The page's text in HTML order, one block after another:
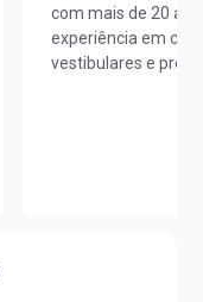
com mais de 20
experiência em
vestibulares e